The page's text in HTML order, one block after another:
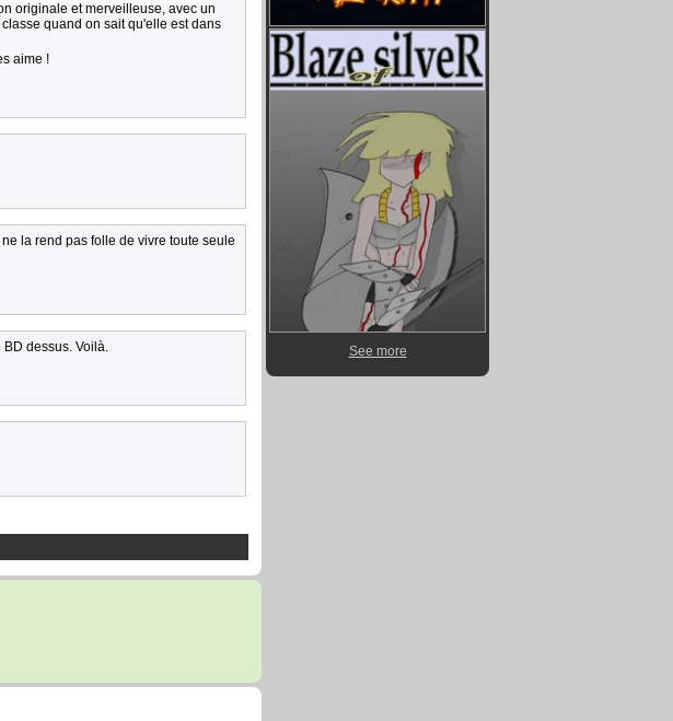
originale et merveilleuse, avec un
quand on sait qu'elle est dans
aime !
la rend pas folle de vivre toute seule
dessus. Voilà. See more